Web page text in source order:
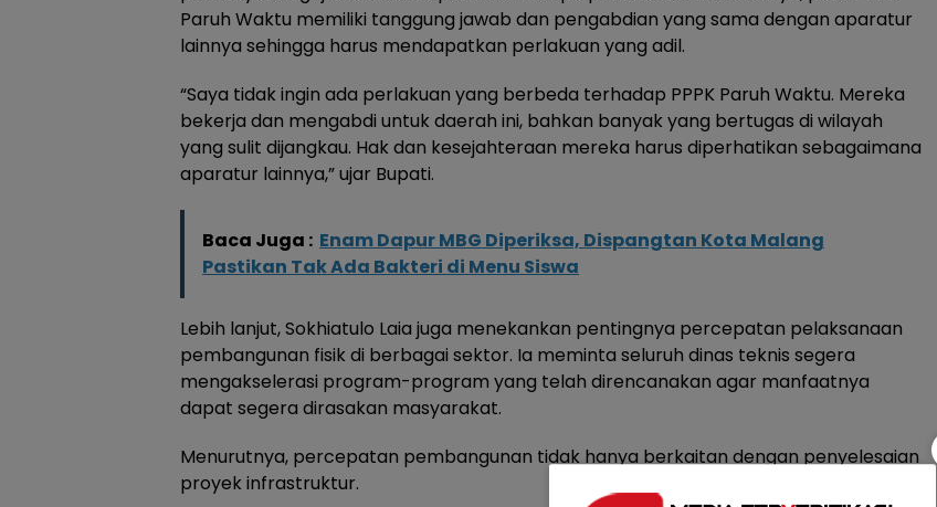
Paruh Waktu memiliki tanggung jawab dan pengabdian yang sama dengan aparatur
lainnya sehingga harus mendapatkan perlakuan yang adil.
“Saya tidak ingin ada perlakuan yang berbeda terhadap PPPK Paruh Waktu. Mereka
bekerja dan mengabdi untuk daerah ini, bahkan banyak yang bertugas di wilayah
yang sulit dijangkau. Hak dan kesejahteraan mereka harus diperhatikan sebagaimana
aparatur lainnya,” ujar Bupati.
Baca Juga : Enam Dapur MBG Diperiksa, Dispangtan Kota Malang
Pastikan Tak Ada Bakteri di Menu Siswa
Lebih lanjut, Sokhiatulo Laia juga menekankan pentingnya percepatan pelaksanaan
pembangunan fisik di berbagai sektor. Ia meminta seluruh dinas teknis segera
mengakselerasi program-program yang telah direncanakan agar manfaatnya
dapat segera dirasakan masyarakat.
Menurutnya, percepatan pembangunan tidak hanya berkaitan dengan penyelesaian
proyek infrastruktur.